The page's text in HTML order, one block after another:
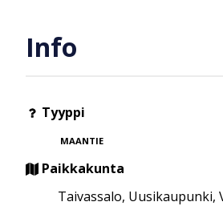
Info
Tyyppi
MAANTIE
Paikkakunta
Taivassalo, Uusikaupunki,